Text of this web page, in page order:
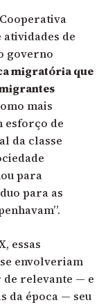
de
governo
migratória que
mais
esforço de
da classe
para
para as
essas
envolveriam
de relevante — e
da época — seu